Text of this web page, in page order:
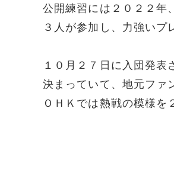
公開練習には２０２２年
３人が参加し、力強いプ
１０月２７日に入団発
決まっていて、地元ファ
ＯＨＫでは熱戦の模様を